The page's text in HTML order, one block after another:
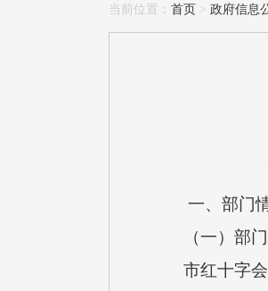
当前位置： 首页 > 政府信息
一、部门
（一）部门
市红十字会